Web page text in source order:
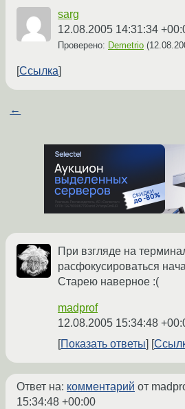
sarg
12.08.2005 14:31:34
Проверено: Demetrio (
Ссылка
←
При взгляде на
расфокусироваться
Старею наверное :(
madprof
12.08.2005 15:34:48
Показать ответы
Ответ на: комментарий от
15:34:48 +00:00